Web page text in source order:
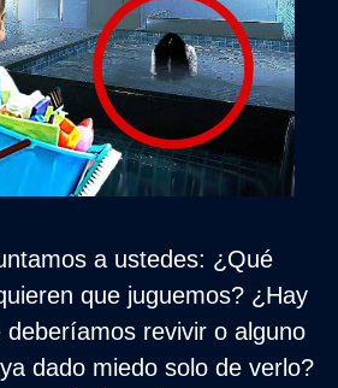
a ustedes: ¿Qué
que juguemos? ¿Hay
deberíamos revivir o alguno
dado miedo solo de verlo?